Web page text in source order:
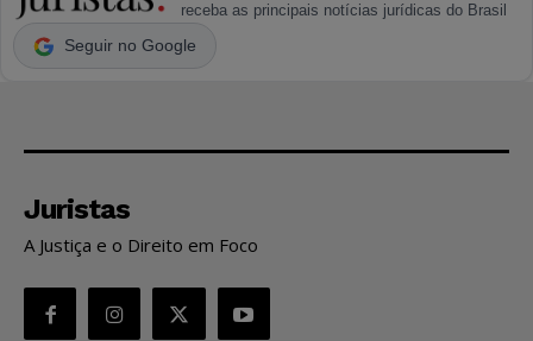
receba as principais notícias jurídicas do Brasil
Seguir no Google
Juristas
A Justiça e o Direito em Foco